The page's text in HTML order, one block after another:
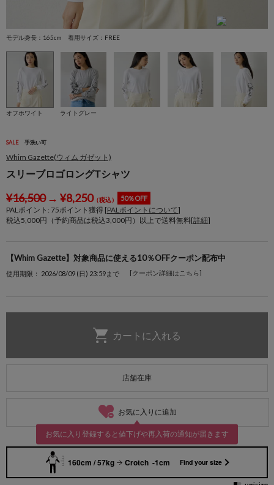
モデル身長：165cm 着用サイズ：FREE
オフホワイト ライトグレー
SALE 手洗い可
Whim Gazette(ウィム ガゼット)
スリーブロゴロングTシャツ
¥16,500→ ¥8,250（税込） 50％OFF
PALポイント: 75ポイント獲得 [PALポイントについて]
税込5,000円（予約商品は税込3,000円）以上で送料無料[詳細]
【Whim Gazette】対象商品に使える10％OFFクーポン配布中
使用期限： 2026/08/09 (日) 23:59まで [クーポン詳細はこちら]
店舗在庫
お気に入りに追加
お気に入り登録すると値下げや再入荷の通知が届きます
160cm / 57kg Crotch -1cm Find your size